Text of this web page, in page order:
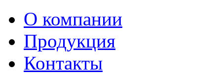
О компании
Продукция
Контакты